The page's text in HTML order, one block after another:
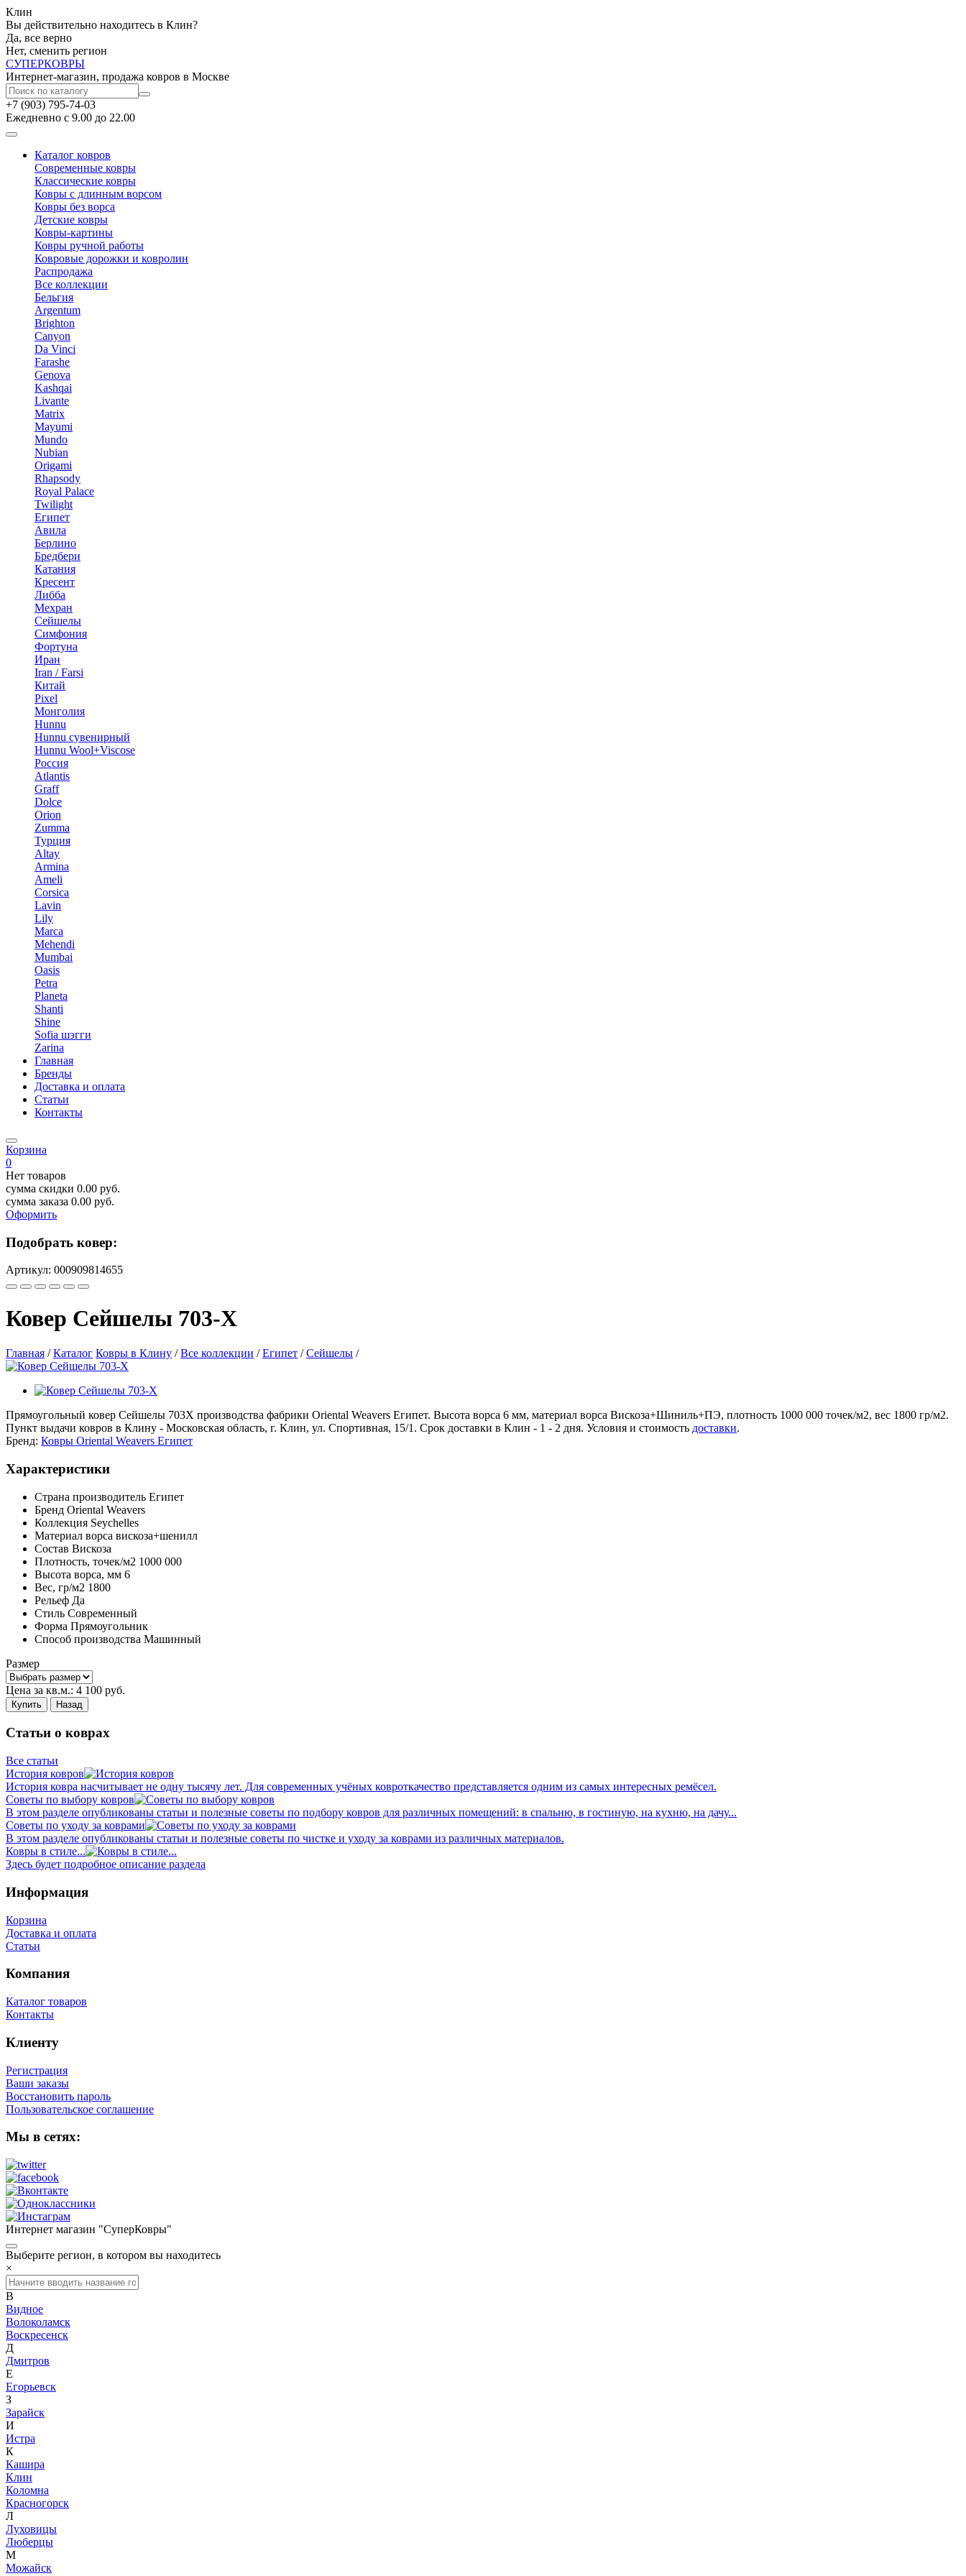
Клин
Вы действительно находитесь в Клин?
Да, все верно
Нет, сменить регион
СУПЕРКОВРЫ
Интернет-магазин, продажа ковров в Москве
+7 (903) 795-74-03
Ежедневно с 9.00 до 22.00
Каталог ковров
Современные ковры
Классические ковры
Ковры с длинным ворсом
Ковры без ворса
Детские ковры
Ковры-картины
Ковры ручной работы
Ковровые дорожки и ковролин
Распродажа
Все коллекции
Бельгия
Argentum
Brighton
Canyon
Da Vinci
Farashe
Genova
Kashqai
Livante
Matrix
Mayumi
Mundo
Nubian
Origami
Rhapsody
Royal Palace
Twilight
Египет
Авила
Берлино
Бредбери
Катания
Кресент
Либба
Мехран
Сейшелы
Симфония
Фортуна
Иран
Iran / Farsi
Китай
Pixel
Монголия
Hunnu
Hunnu сувенирный
Hunnu Wool+Viscose
Россия
Atlantis
Graff
Dolce
Orion
Zumma
Турция
Altay
Armina
Ameli
Corsica
Lavin
Lily
Marca
Mehendi
Mumbai
Oasis
Petra
Planeta
Shanti
Shine
Sofia шэгги
Zarina
Главная
Бренды
Доставка и оплата
Статьи
Контакты
Корзина
0
Нет товаров
сумма скидки 0.00 руб.
сумма заказа 0.00 руб.
Оформить
Подобрать ковер:
Артикул: 000909814655
Ковер Сейшелы 703-X
Главная / Каталог Ковры в Клину / Все коллекции / Египет / Сейшелы /
Прямоугольный ковер Сейшелы 703X производства фабрики Oriental Weavers Египет. Высота ворса 6 мм, материал ворса Вискоза+Шиниль+ПЭ, плотность 1000 000 точек/м2, вес 1800 гр/м2.
Пункт выдачи ковров в Клину - Московская область, г. Клин, ул. Спортивная, 15/1. Срок доставки в Клин - 1 - 2 дня. Условия и стоимость доставки.
Бренд: Ковры Oriental Weavers Египет
Характеристики
Страна производитель Египет
Бренд Oriental Weavers
Коллекция Seychelles
Материал ворса вискоза+шенилл
Состав Вискоза
Плотность, точек/м2 1000 000
Высота ворса, мм 6
Вес, гр/м2 1800
Рельеф Да
Стиль Современный
Форма Прямоугольник
Способ производства Машинный
Размер
Цена за кв.м.: 4 100 руб.
Купить Назад
Статьи о коврах
Все статьи
История ковров
История ковра насчитывает не одну тысячу лет. Для современных учёных ковроткачество представляется одним из самых интересных ремёсел.
Советы по выбору ковров
В этом разделе опубликованы статьи и полезные советы по подбору ковров для различных помещений: в спальню, в гостиную, на кухню, на дачу...
Советы по уходу за коврами
В этом разделе опубликованы статьи и полезные советы по чистке и уходу за коврами из различных материалов.
Ковры в стиле...
Здесь будет подробное описание раздела
Информация
Корзина
Доставка и оплата
Статьи
Компания
Каталог товаров
Контакты
Клиенту
Регистрация
Ваши заказы
Восстановить пароль
Пользовательское соглашение
Мы в сетях:
Интернет магазин "СуперКовры"
Выберите регион, в котором вы находитесь
×
В
Видное
Волоколамск
Воскресенск
Д
Дмитров
Е
Егорьевск
З
Зарайск
И
Истра
К
Кашира
Клин
Коломна
Красногорск
Л
Луховицы
Люберцы
М
Можайск